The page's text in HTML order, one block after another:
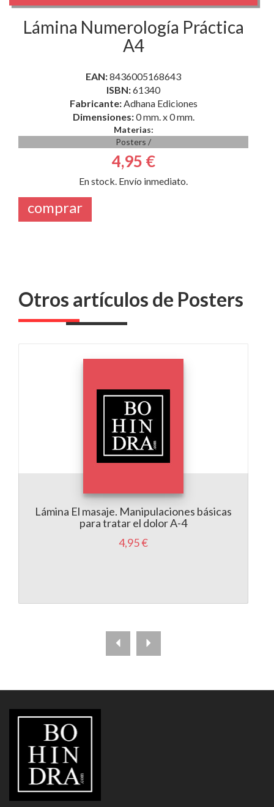
Lámina Numerología Práctica
A4
EAN:8436005168643
ISBN:61340
Fabricante: Adhana Ediciones
Dimensiones:0 mm. x 0 mm.
Materias:
Posters /
4,95 €
En stock. Envío inmediato.
comprar
Otros artículos de Posters
Lámina El masaje. Manipulaciones básicas
para tratar el dolor A-4
4,95 €
LIBRERÍA
BOHINDRA